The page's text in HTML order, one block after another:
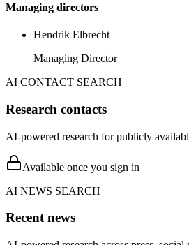
Managing directors
Hendrik Elbrecht
Managing Director
AI CONTACT SEARCH
Research contacts
AI-powered research for publicly
Available once you sign in
AI NEWS SEARCH
Recent news